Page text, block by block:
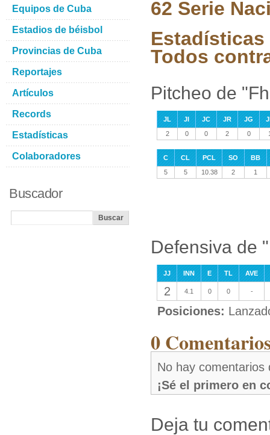
62 Serie
Estadísticas
Todos
Pitcheo de
JL JI JC JR JG
2
0 0 2 0
C CL PCL SO
BB
5
5 10.38 2 1
Defensiva de
JJ INN E TL AVE
2 4.1 0 0 -
Posiciones:
0
No hay comentarios
¡Sé el primero en
Deja tu
Equipos de Cuba
Estadios de béisbol
Provincias de Cuba
Reportajes
Artículos
Records
Estadísticas
Colaboradores
Buscador